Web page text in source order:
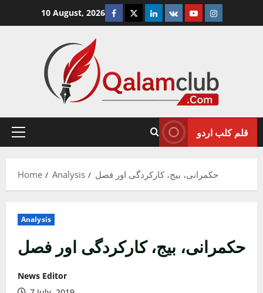
10 August, 2026 Facebook
TwitterLinkedin
VK YoutubeInstagram
Primary
قلم کلب اردو
Home Analysis حکمرانی، بیج، کارکردگی اور فصل
Analysis
حکمرانی، بیج، کارکردگی اور فصل
News Editor